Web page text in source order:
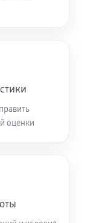
оценки